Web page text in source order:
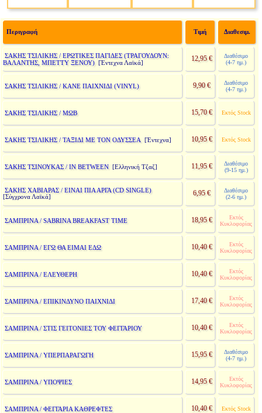
Περιγραφή Τιμή Διαθεσιμ.
ΣΑΚΗΣ ΤΣΙΛΙΚΗΣ / ΕΡΩΤΙΚΕΣ ΠΑΓΙΔΕΣ (ΤΡΑΓΟΥΔΟΥΝ:
ΒΑΛΑΝΤΗΣ, ΜΠΕΤΤΥ ΞΕΝΟΥ)[Έντεχνα Λαϊκά]
12,95 €
Διαθέσιμο
(4-7 ημ.)
ΣΑΚΗΣ ΤΣΙΛΙΚΗΣ / ΚΑΝΕ ΠΑΙΧΝΙΔΙ (VINYL) 9,90 €
Διαθέσιμο
(4-7 ημ.)
ΣΑΚΗΣ ΤΣΙΛΙΚΗΣ / ΜΩΒ 15,70 € Εκτός Stock
ΣΑΚΗΣ ΤΣΙΛΙΚΗΣ / ΤΑΞΙΔΙ ΜΕ ΤΟΝ ΟΔΥΣΣΕΑ [Έντεχνα] 10,95 € Εκτός Stock
ΣΑΚΗΣ ΤΣΙΝΟΥΚΑΣ / IN BETWEEN [Ελληνική Τζαζ] 11,95 €
Διαθέσιμο
(9-15 ημ.)
ΣΑΚΗΣ ΧΑΒΙΑΡΑΣ / ΕΙΝΑΙ ΠΙΑ ΑΡΓΑ (CD SINGLE)
[Σύγχρονα Λαϊκά] 6,95 €
Διαθέσιμο
(2-6 ημ.)
ΣΑΜΠΡΙΝΑ / SABRINA BREAKFAST TIME 18,95 €
Εκτός
Κυκλοφορίας
ΣΑΜΠΡΙΝΑ / ΕΓΩ ΘΑ ΕΙΜΑΙ ΕΔΩ 10,40 €
Εκτός
Κυκλοφορίας
ΣΑΜΠΡΙΝΑ / ΕΛΕΥΘΕΡΗ 10,40 €
Εκτός
Κυκλοφορίας
ΣΑΜΠΡΙΝΑ / ΕΠΙΚΙΝΔΥΝΟ ΠΑΙΧΝΙΔΙ 17,40 €
Εκτός
Κυκλοφορίας
ΣΑΜΠΡΙΝΑ / ΣΤΙΣ ΓΕΙΤΟΝΙΕΣ ΤΟΥ ΦΕΓΓΑΡΙΟΥ 10,40 €
Εκτός
Κυκλοφορίας
ΣΑΜΠΡΙΝΑ / ΥΠΕΡΠΑΡΑΓΩΓΗ 15,95 €
Διαθέσιμο
(4-7 ημ.)
ΣΑΜΠΡΙΝΑ / ΥΠΟΨΙΕΣ 14,95 €
Εκτός
Κυκλοφορίας
ΣΑΜΠΡΙΝΑ / ΦΕΓΓΑΡΙΑ ΚΑΘΡΕΦΤΕΣ 10,40 € Εκτός Stock